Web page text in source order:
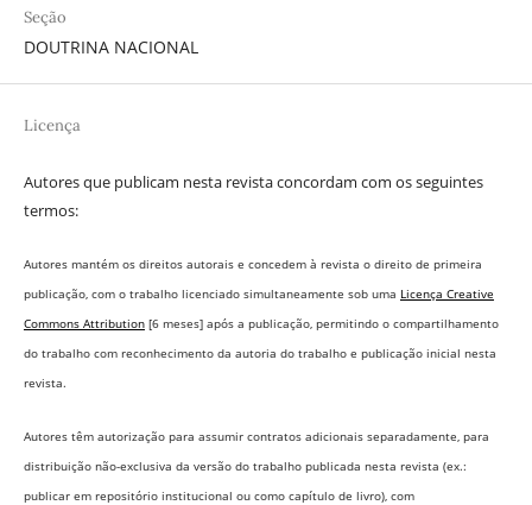
Seção
DOUTRINA NACIONAL
Licença
Autores que publicam nesta revista concordam com os seguintes
termos:
Autores mantém os direitos autorais e concedem à revista o direito de primeira
publicação, com o trabalho licenciado simultaneamente sob uma Licença Creative
Commons Attribution[6 meses] após a publicação, permitindo o compartilhamento
do trabalho com reconhecimento da autoria do trabalho e publicação inicial nesta
revista.
Autores têm autorização para assumir contratos adicionais separadamente, para
distribuição não-exclusiva da versão do trabalho publicada nesta revista (ex.:
publicar em repositório institucional ou como capítulo de livro), com